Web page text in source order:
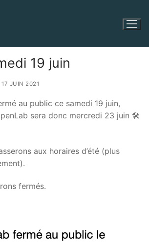
19 juin
17 JUIN 2021
au public ce samedi 19 juin,
sera donc mercredi 23 juin 🛠
aux horaires d’été (plus
fermés.